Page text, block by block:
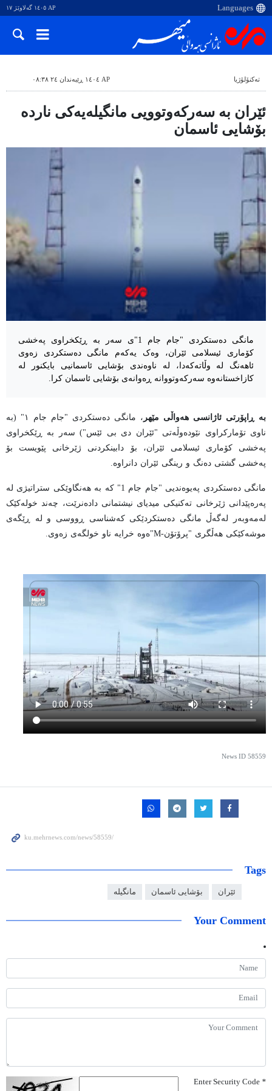
AP ١٤٠٥ گەلاوێژ ١٧
ته‌کنۆلۆژیا AP ١٤٠٤ ڕێبەندان ٢٤ ٠٨:٣٨
ئێران بە سەرکەوتوویی مانگیلەیەکی ناردە
بۆشایی ئاسمان
مانگی دەستکردی "جام جام 1"ی سەر بە ڕێکخراوی پەخشی
کۆماری ئیسلامی ئێران، وەک یەکەم مانگی دەستکردی زەوی
ئاهەنگ لە وڵاتەکەدا، لە ناوەندی بۆشایی ئاسمانیی بایکنور لە
کازاخستانەوە سەرکەوتووانە ڕەوانەی بۆشایی ئاسمان کرا.
بە ڕاپۆرتی ئاژانسی هەواڵی مێهر
، مانگی دەستکردی "جام جام ١" (بە
ناوی تۆمارکراوی نێودەوڵەتی "ئێران دی بی ئێس") سەر بە ڕێکخراوی
پەخشی کۆماری ئیسلامی ئێران، بۆ دابینکردنی ژێرخانی پێویست بۆ
پەخشی گشتی دەنگ و رينگی ئێران دانراوە.
مانگی دەستکردی پەیوەندیی "جام جام 1" کە بە هەنگاوێکی ستراتیژی لە
پەرەپێدانی ژێرخانی تەکنیکی میدیای نیشتمانی دادەنرێت، چەند خولەکێک
لەمەوبەر لەگەڵ مانگی دەستکردێکی کەشناسی ڕووسی و لە ڕێگەی
موشەکێکی هەڵگری "پرۆتۆن-M"ەوە خرایە ناو خولگەی زەوی.
News ID 58559
Tags
ئێران بۆشایی ئاسمان مانگیلە
Your Comment
*